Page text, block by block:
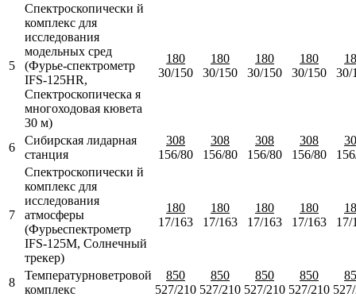
5
Спектроскопически й
комплекс для
исследования
модельных сред
(Фурье-спектрометр
IFS-125HR,
Спектроскопическа я
многоходовая кювета
30 м)
180
30/150
180
30/150
180
30/150
180
30/150
30/
6
Сибирская лидарная
станция
308
156/80
308
156/80
308
156/80
308
156/80
7
Спектроскопически й
комплекс для
исследования
атмосферы
(Фурьеспектрометр
IFS-125М, Солнечный
трекер)
180
17/163
180
17/163
180
17/163
180
17/163
17/
8
Температурноветровой
комплекс
850
527/210
850
527/210
850
527/210
850
527/210